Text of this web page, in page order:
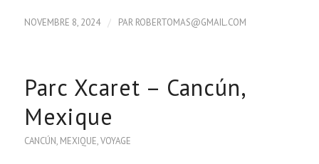
NOVEMBRE 8, 2024 / PAR ROBERTOMAS@GMAIL.COM
Parc Xcaret – Cancún,
Mexique
CANCÚN, MEXIQUE,VOYAGE